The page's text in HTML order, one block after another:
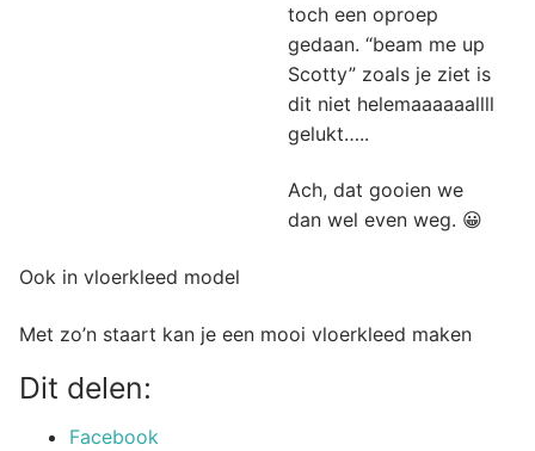
toch een oproep
gedaan. “beam me up
Scotty” zoals je ziet is
dit niet helemaaaaaallll
gelukt…..
Ach, dat gooien we
dan wel even weg. 😀
Ook in vloerkleed model
Met zo’n staart kan je een mooi vloerkleed maken
Dit delen:
Facebook